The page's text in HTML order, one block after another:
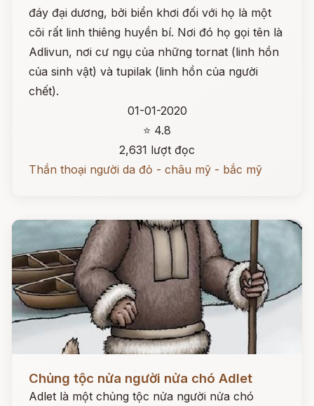
đáy đại dương, bởi biển khơi đối với họ là một
cõi rất linh thiêng huyền bí. Nơi đó họ gọi tên là
Adlivun, nơi cư ngụ của những tornat (linh hồn
của sinh vật) và tupilak (linh hồn của người
chết).
01-01-2020
⭐ 4.8
2,631 lượt đọc
Thần thoại người da đỏ - châu mỹ - bắc mỹ
Chủng tộc nửa người nửa chó Adlet
Adlet là một chủng tộc nửa người nửa chó